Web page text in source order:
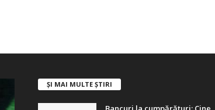
ȘI MAI MULTE ȘTIRI